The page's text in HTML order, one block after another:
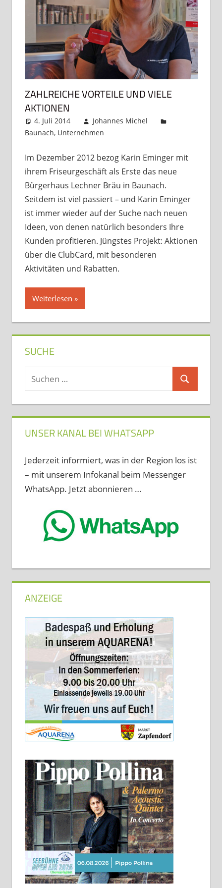
ZAHLREICHE VORTEILE UND VIELE
AKTIONEN
4. Juli 2014
Johannes Michel
Baunach, Unternehmen
Im Dezember 2012 bezog Karin Eminger mit
ihrem Friseurgeschäft als Erste das neue
Bürgerhaus Lechner Bräu in Baunach.
Seitdem ist viel passiert – und Karin Eminger
ist immer wieder auf der Suche nach neuen
Ideen, von denen natürlich besonders Ihre
Kunden profitieren. Jüngstes Projekt: Aktionen
über die ClubCard, mit besonderen
Aktivitäten und Rabatten.
Weiterlesen
SUCHE
Suchen
nach:
Suchen
UNSER KANAL BEI WHATSAPP
Jederzeit informiert, was in der Region los ist
– mit unserem Infokanal beim Messenger
WhatsApp. Jetzt abonnieren …
ANZEIGE